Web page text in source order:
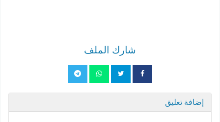
شارك الملف
إضافة تعليق